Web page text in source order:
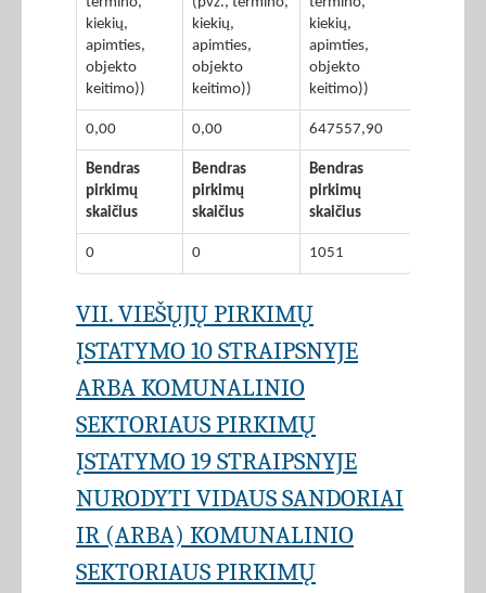
kiekių,
apimties,
objekto
keitimo))
kiekių,
apimties,
objekto
keitimo))
kiekių,
apimties,
objekto
keitimo))
0,00 0,00 647557,90
Bendras
pirkimų
skaičius
Bendras
pirkimų
skaičius
Bendras
pirkimų
skaičius
0 0 1051
VII. VIEŠŲJŲ PIRKIMŲ
ĮSTATYMO 10 STRAIPSNYJE
ARBA KOMUNALINIO
SEKTORIAUS PIRKIMŲ
ĮSTATYMO 19 STRAIPSNYJE
NURODYTI VIDAUS SANDORIAI
IR (ARBA) KOMUNALINIO
SEKTORIAUS PIRKIMŲ